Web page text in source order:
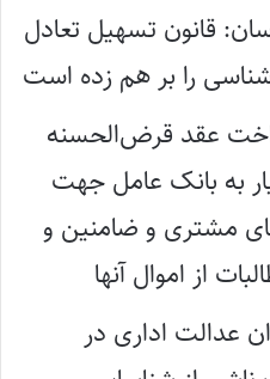
قانون تسهیل تعادل
را بر هم زده است
فُرم یکنواخت عقد قرض‌الحسنه
به بانک عامل جهت
مشتری و ضامنین و
از اموال آنها
عدالت اداری در